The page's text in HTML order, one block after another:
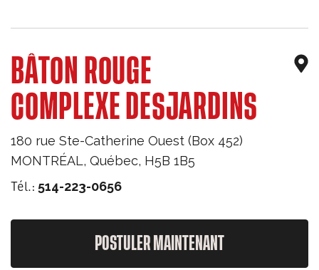
BÂTON ROUGE
COMPLEXE DESJARDINS
180 rue Ste-Catherine Ouest (Box 452)
MONTRÉAL, Québec, H5B 1B5
Tél.: 514-223-0656
POSTULER MAINTENANT